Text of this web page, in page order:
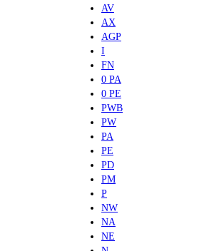
AV
AX
AGP
I
FN
0 PA
0 PE
PWB
PW
PA
PE
PD
PM
P
NW
NA
NE